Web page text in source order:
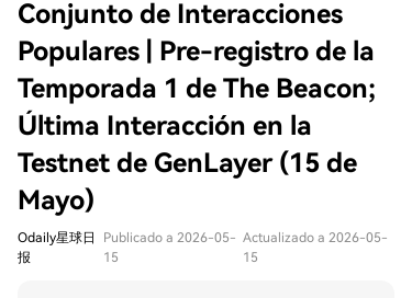
Conjunto de Interacciones
Populares | Pre-registro de la
Temporada 1 de The Beacon;
Última Interacción en la
Testnet de GenLayer (15 de
Mayo)
Odaily星球日
报
Publicado a 2026-05-
15
Actualizado a 2026-05-
15